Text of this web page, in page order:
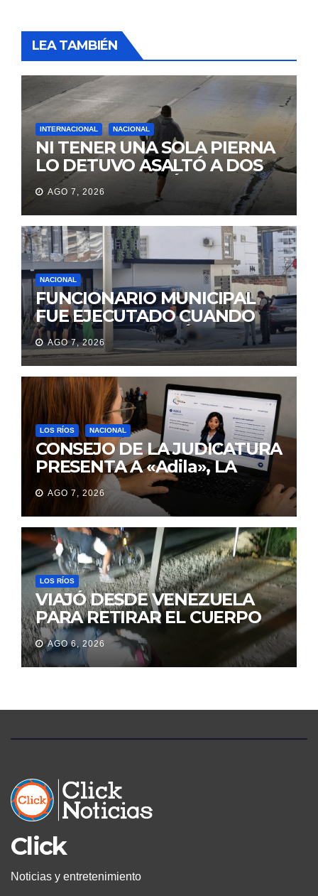
LEA TAMBIÉN
INTERNACIONAL NACIONAL
NI TENER UNA SOLA PIERNA
LO DETUVO ASALTÓ A DOS
MUJERES Y HUYÓ
BRINCANDO.
AGO 7, 2026
NACIONAL
FUNCIONARIO MUNICIPAL
FUE EJECUTADO CUANDO
IBA A UNA REUNIÓN DE
TRABAJO EN MANTA
AGO 7, 2026
LOS RÍOS NACIONAL
CONSEJO DE LA JUDICATURA
PRESENTA A «Adila», LA
ASISTENTE VIRTUAL QUE
ORIENTA A LA CIUDADANÍA
SOBRE TRÁMITES
JUDICIALES
AGO 7, 2026
LOS RÍOS
VIAJÓ DESDE VENEZUELA
PARA RETIRAR EL CUERPO
DE SU MARIDO QUE
PERMANECIÓ SEIS DÍAS EN
LA MORGUE
AGO 6, 2026
Click
Noticias y entretenimiento